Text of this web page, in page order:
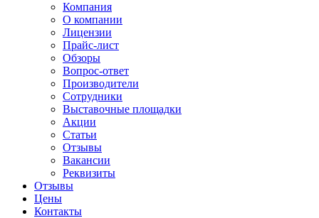
Компания
О компании
Лицензии
Прайс-лист
Обзоры
Вопрос-ответ
Производители
Сотрудники
Выставочные площадки
Акции
Статьи
Отзывы
Вакансии
Реквизиты
Отзывы
Цены
Контакты